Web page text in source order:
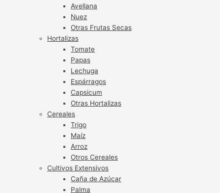
Avellana
Nuez
Otras Frutas Secas
Hortalizas
Tomate
Papas
Lechuga
Espárragos
Capsicum
Otras Hortalizas
Cereales
Trigo
Maíz
Arroz
Otros Cereales
Cultivos Extensivos
Caña de Azúcar
Palma